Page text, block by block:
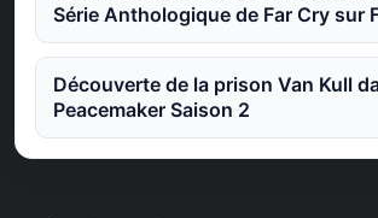
Série Anthologique de Far Cry sur
Découverte de la prison Van Kull
Peacemaker Saison 2